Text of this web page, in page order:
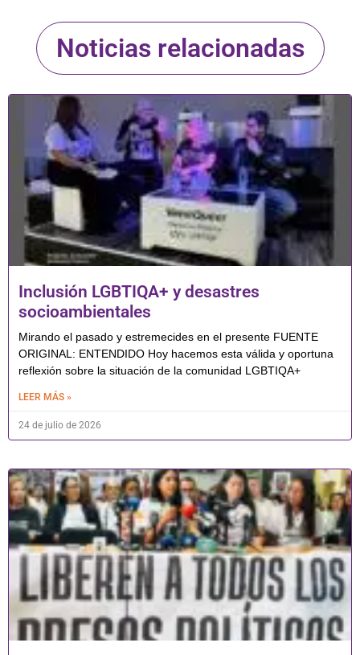
Noticias relacionadas
Inclusión LGBTIQA+ y desastres
socioambientales
Mirando el pasado y estremecides en el presente FUENTE
ORIGINAL: ENTENDIDO Hoy hacemos esta válida y oportuna
reflexión sobre la situación de la comunidad LGBTIQA+
LEER MÁS »
24 de julio de 2026